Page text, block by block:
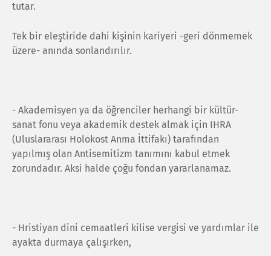
tutar.
Tek bir eleştiride dahi kişinin kariyeri -geri dönmemek
üzere- anında sonlandırılır.
- Akademisyen ya da öğrenciler herhangi bir kültür-
sanat fonu veya akademik destek almak için IHRA
(Uluslararası Holokost Anma İttifakı) tarafından
yapılmış olan Antisemitizm tanımını kabul etmek
zorundadır. Aksi halde çoğu fondan yararlanamaz.
- Hristiyan dini cemaatleri kilise vergisi ve yardımlar ile
ayakta durmaya çalışırken,